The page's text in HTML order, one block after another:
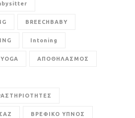
BREECHBABY
Intoning
YOGA ΑΠΟΘΗΛΑΣΜΟΣ
ΒΡΕΦΙΚΟ ΥΠΝΟΣ